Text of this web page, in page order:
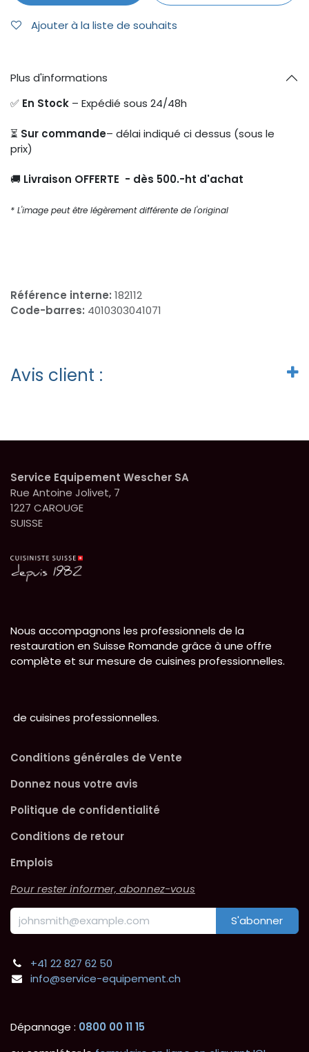
Ajouter à la liste de souhaits
Plus d'informations
✅ En Stock – Expédié sous 24/48h
⏳ Sur commande– délai indiqué ci dessus (sous le
prix)
🚚 Livraison OFFERTE - dès 500.-ht d'achat
* L'image peut être légèrement différente de l'original
Référence interne: 182112
Code-barres: 4010303041071
Avis client :
Service Equipement Wescher SA
Rue Antoine Jolivet, 7
1227 CAROUGE
SUISSE
Nous accompagnons les professionnels de la
restauration en Suisse Romande grâce à une offre
complète et sur mesure de cuisines professionnelles.
de cuisines professionnelles.
Conditions générales de Vente
Donnez nous votre avis
Politique de confidentialité
Conditions de retour
Emplois
Pour rester informer, abonnez-vous
S'abonner
+41 22 827 62 50
info@service-equipement.ch
Dépannage : 0800 00 11 15